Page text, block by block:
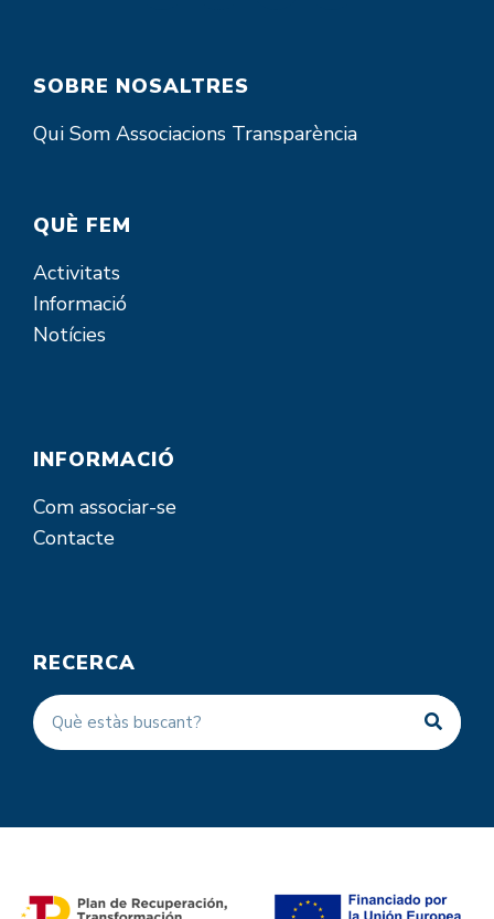
SOBRE NOSALTRES
Qui Som Associacions Transparència
QUÈ FEM
Activitats
Informació
Notícies
INFORMACIÓ
Com associar-se
Contacte
RECERCA